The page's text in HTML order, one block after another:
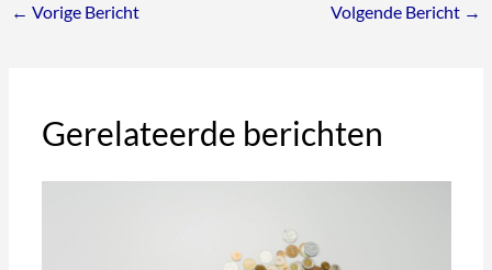
← Vorige Bericht Volgende Bericht →
Gerelateerde berichten